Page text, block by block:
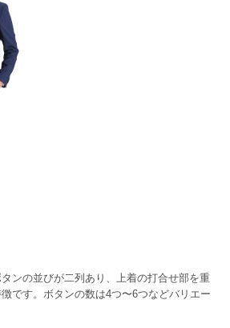
ンの並びが二列あり、上着の打合せ部を重
です。ボタンの数は4つ〜6つなどバリエー